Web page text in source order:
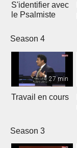
S'identifier avec
le Psalmiste
Season 4
27 min
Travail en cours
Season 3